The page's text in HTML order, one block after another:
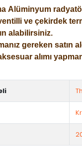
Alüminyum
ve çekirdek
alabilirsiniz.
gereken satın
alımı